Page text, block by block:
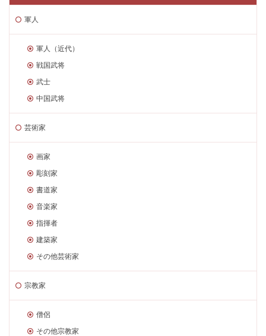
軍人
軍人（近代）
戦国武将
武士
中国武将
芸術家
画家
彫刻家
書道家
音楽家
指揮者
建築家
その他芸術家
宗教家
僧侶
その他宗教家